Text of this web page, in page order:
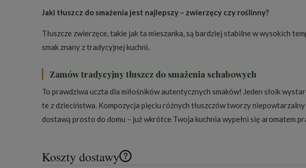
Jaki tłuszcz do smażenia jest najlepszy – zwierzęcy czy roślinny?
Tłuszcze zwierzęce, takie jak ta mieszanka, są bardziej stabilne w wysokich
smak znany z tradycyjnej kuchni.
Zamów tradycyjny tłuszcz do smażenia schabowych
To prawdziwa uczta dla miłośników autentycznych smaków! Jeden słoik
te z dzieciństwa. Kompozycja pięciu różnych tłuszczów tworzy
dostawą prosto do domu – już wkrótce Twoja kuchnia wypełni się aromatem
Koszty dostawy